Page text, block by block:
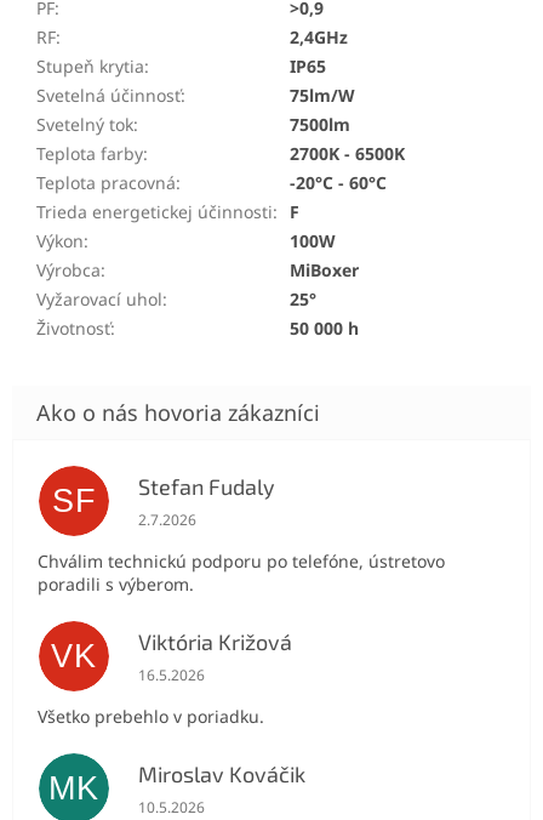
PF:
>0,9
RF:
2,4GHz
Stupeň krytia:
IP65
Svetelná účinnosť:
75lm/W
Svetelný tok:
7500lm
Teplota farby:
2700K - 6500K
Teplota pracovná:
-20°C - 60°C
Trieda energetickej účinnosti:
F
Výkon:
100W
Výrobca:
MiBoxer
Vyžarovací uhol:
25°
Životnosť: 50 000 h
SF Stefan Fudaly
Hodnotenie obchodu je 5 z 5 hviezdičiek.
2.7.2026
Chválim technickú podporu po telefóne, ústretovo
poradili s výberom.
VK Viktória Križová
Hodnotenie obchodu je 5 z 5 hviezdičiek.
16.5.2026
Všetko prebehlo v poriadku.
MK Miroslav Kováčik
Hodnotenie obchodu je 5 z 5 hviezdičiek.
10.5.2026